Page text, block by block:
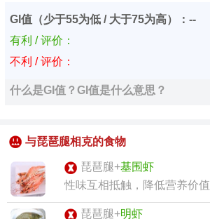
GI值（少于55为低 / 大于75为高）：--
有利 / 评价：
不利 / 评价：
什么是GI值？GI值是什么意思？
与琵琶腿相克的食物
琵琶腿+基围虾
性味互相抵触，降低营养价值
琵琶腿+明虾